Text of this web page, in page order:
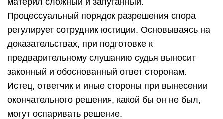
материл сложный и запутанный.
Процессуальный порядок разрешения спора
регулирует сотрудник юстиции. Основываясь на
доказательствах, при подготовке к
предварительному слушанию судья выносит
законный и обоснованный ответ сторонам.
Истец, ответчик и иные стороны при вынесении
окончательного решения, какой бы он не был,
могут оспаривать решение.